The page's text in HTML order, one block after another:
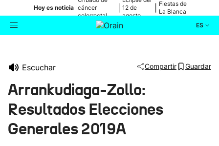
Hoy es noticia cáncer
colorrectal
12 de
agosto
Fiestas de
La Blanca
ES
Cultura
Ikusmiran
Escuchar Compartir Guardar
Arrankudiaga-Zollo:
Resultados Elecciones
Generales 2019A